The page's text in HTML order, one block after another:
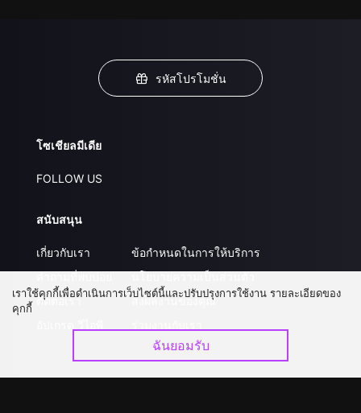
รหัสโปรโมชั่น
โซเชียลมีเดีย
FOLLOW US
สนับสนุน
เกี่ยวกับเรา
ติดต่อเรา
ข้อกำหนดในการให้บริการ
ส่งผลงานของคุณ
เราใช้คุกกี้เพื่อดำเนินการเว็บไซต์นี้และปรับปรุงการใช้งาน รายละเอียดของ
คุกกี้
ฉันยอมรับ